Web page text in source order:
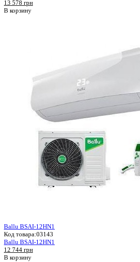
13 578 грн
В корзину
Ballu BSAI-12HN1
Код товара:03143
Ballu BSAI-12HN1
12 744 грн
В корзину